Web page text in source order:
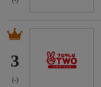
3
(-)